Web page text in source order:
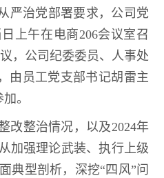
严治党部署要求，​公司党
上午在电商206会议室召
，公司纪委委员、人事处
由员工党支部书记胡雷主
。
改整治情况，以及2024年
加强理论武装、执行上级
典型剖析，深挖“四风”问